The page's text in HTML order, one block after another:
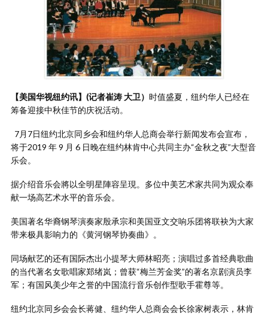
【美国华视纽约讯】(记者崔涛 大卫） 时值盛夏，纽约华人已经在
筹备迎接中秋佳节的庆祝活动。
7月7日纽约北京同乡会和纽约华人总商会举行新闻发布会宣布，
将于2019 年 9 月 6 日晚在纽约林肯中心共同主办“金秋之夜”大型音
乐会。
据介绍音乐会將以全明星陣容呈現。多位中美艺术家共同为观众奉
献一场高艺术水平的音乐会。
美国著名华裔钢琴演奏家殷承宗和美国亚文交响乐团将联袂为大家
带来极具影响力的《黄河钢琴协奏曲》。
同场献艺的还有国际杰出小提琴大师林昭亮；演唱过多首经典歌曲
的当代著名女歌唱家郑绪岚；曾获“梅兰芳金奖”的著名京剧演员李
军；有国风美少年之誉的中国流行音乐创作型歌手霍尊等。
纽约北京同乡会会长蒋健、纽约华人总商会会长徐家树表示，林肯